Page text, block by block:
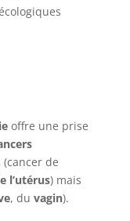
offre une prise
de
l’utérus) mais
, du vagin).